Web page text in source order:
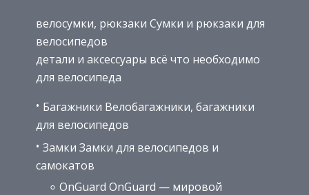
велосумки, рюкзаки Сумки и рюкзаки для
велосипедов
детали и аксессуары всё что необходимо
для велосипеда
Багажники Велобагажники, багажники
для велосипедов
Замки Замки для велосипедов и
самокатов
OnGuard OnGuard — мировой